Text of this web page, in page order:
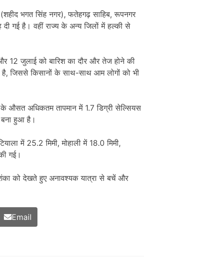
भगत सिंह नगर), फतेहगढ़ साहिब, रूपनगर
दी गई है। वहीं राज्य के अन्य जिलों में हल्की से
12 जुलाई को बारिश का दौर और तेज होने की
जिससे किसानों के साथ-साथ आम लोगों को भी
औसत अधिकतम तापमान में 1.7 डिग्री सेल्सियस
बना हुआ है।
में 25.2 मिमी, मोहाली में 18.0 मिमी,
गई।
को देखते हुए अनावश्यक यात्रा से बचें और
Email